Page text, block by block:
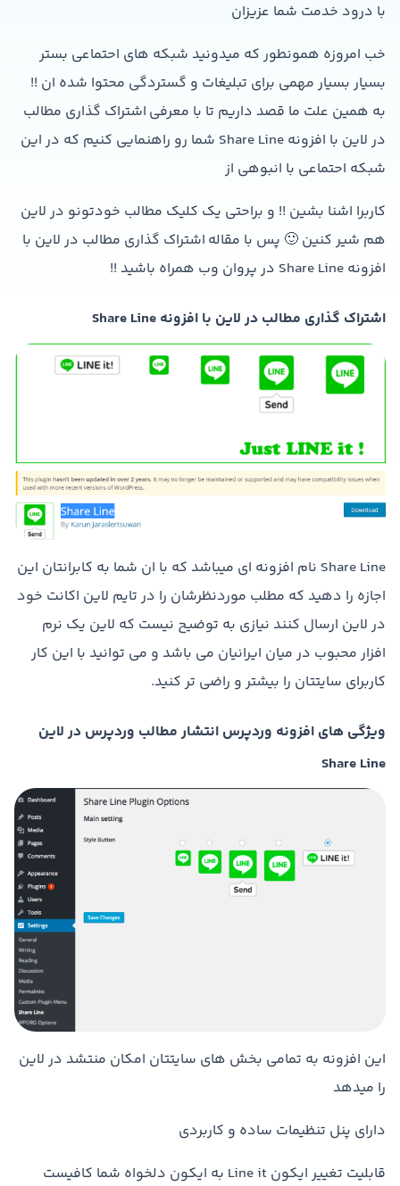
با درود خدمت شما عزیزان
خب امروزه همونطور که میدونید شبکه های احتماعی بستر
بسیار بسیار مهمی برای تبلیغات و گستردگی محتوا شده ان !!
به همین علت ما قصد داریم تا با معرفی اشتراک گذاری مطالب
در لاین با افزونه Share Line شما رو راهنمایی کنیم که در این
شبکه احتماعی با انبوهی از
کاربرا اشنا بشین !! و براحتی یک کلیک مطالب خودتونو در لاین
هم شیر کنین 🙂 پس با مقاله اشتراک گذاری مطالب در لاین با
افزونه Share Line در پروان وب همراه باشید !!
اشتراک گذاری مطالب در لاین با افزونه Share Line
Share Line نام افزونه ای میباشد که با ان شما به کابرانتان این
اجازه را دهید که مطلب موردنظرشان را در تایم لاین اکانت خود
در لاین ارسال کنند نیازی به توضیح نیست که لاین یک نرم
افزار محبوب در میان ایرانیان می باشد و می توانید با این کار
کاربرای سایتتان را بیشتر و راضی تر کنید.
ویژگی های افزونه وردپرس انتشار مطالب وردپرس در لاین
Share Line
این افزونه به تمامی بخش های سایتتان امکان منتشد در لاین
را میدهد
دارای پنل تنظیمات ساده و کاربردی
قابلیت تغییر ایکون Line it به ایکون دلخواه شما کافیست